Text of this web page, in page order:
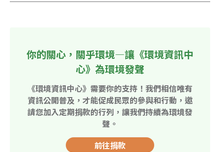
你的關心，關乎環境—讓《環境資訊中
心》為環境發聲
《環境資訊中心》需要你的支持！我們相信唯有
資訊公開普及，才能促成民眾的參與和行動，邀
請您加入定期捐款的行列，讓我們持續為環境發
聲。
前往捐款